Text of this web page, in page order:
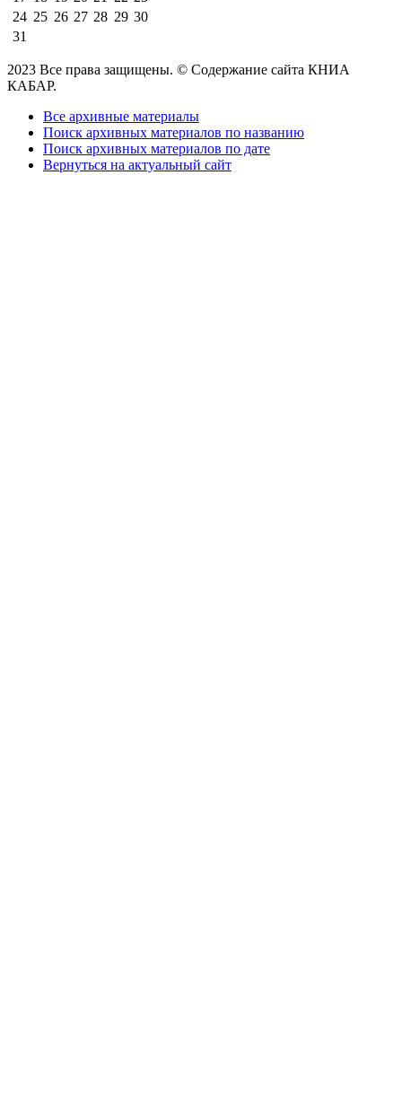
24 25 26 27 28 29 30
31
2023 Все права защищены. © Содержание сайта КНИА
КАБАР.
Все архивные материалы
Поиск архивных материалов по названию
Поиск архивных материалов по дате
Вернуться на актуальный сайт